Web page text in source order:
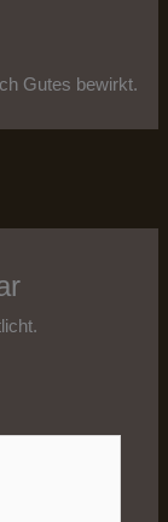
Gutes bewirkt.